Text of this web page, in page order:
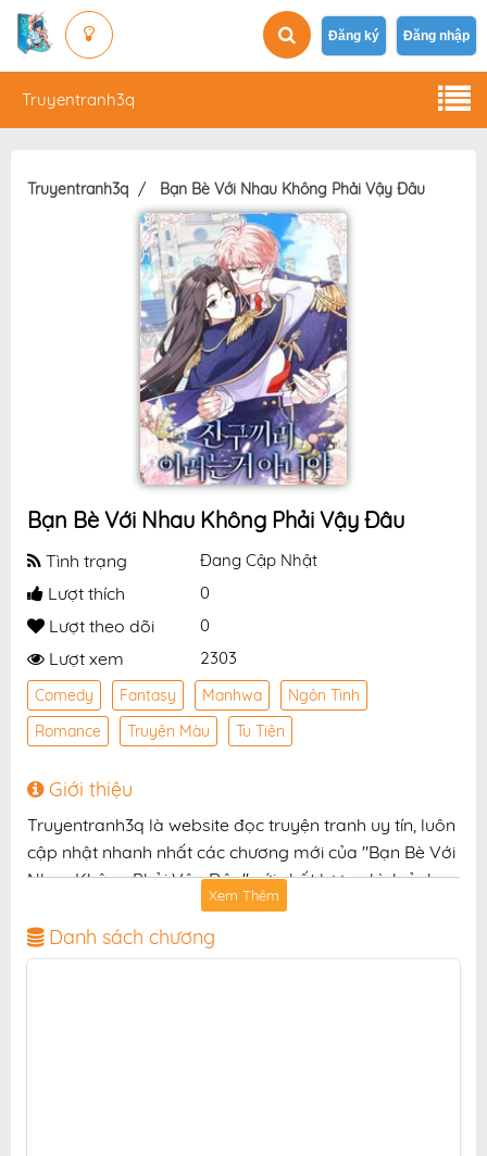
Đăng ký Đăng nhập
Truyentranh3q
Truyentranh3q Bạn Bè Với Nhau Không Phải Vậy Đâu
Bạn Bè Với Nhau Không Phải Vậy Đâu
Tình trạng Đang Cập Nhật
Lượt thích 0
Lượt theo dõi 0
Lượt xem 2303
Comedy Fantasy Manhwa
Ngôn Tình
Romance
Truyện Màu Tu Tiên
Giới thiệu
Truyentranh3q là website đọc truyện tranh uy tín, luôn
cập nhật nhanh nhất các chương mới của "Bạn Bè Với
Nhau Không Phải Vậy Đâu" với chất lượng hình ảnh
sắc nét, bản dịch chuẩn và giao diện thân thiện, mang
đến trải nghiệm đọc truyện hấp dẫn, tiện lợi, hoàn
toàn miễn phí cho độc giả yêu thích truyện tranh
Xem Thêm
Danh sách chương